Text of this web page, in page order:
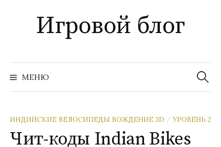
содержимому
Игровой блог
МЕНЮ
Найти:
ИНДИЙСКИЕ ВЕЛОСИПЕДЫ ВОЖДЕНИЕ 3D / УРОВЕНЬ 2
Чит-коды Indian Bikes